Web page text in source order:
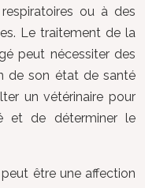
ou à des
Le traitement de la
peut nécessiter des
de son état de santé
un vétérinaire pour
et de déterminer le
être une affection